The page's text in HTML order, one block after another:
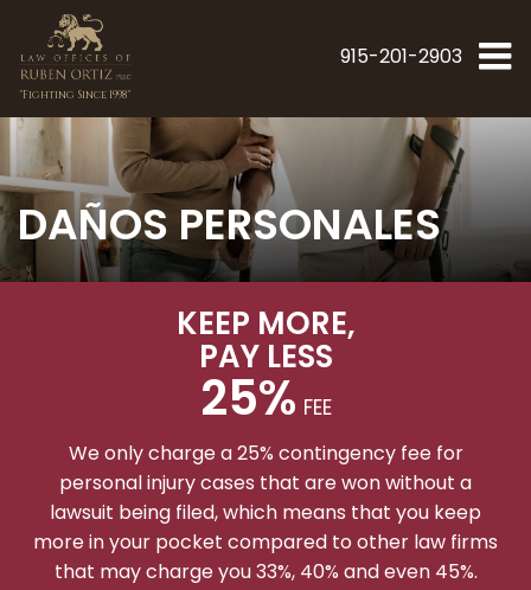
"Fighting Since 1998"
915-201-2903
DAÑOS PERSONALES
KEEP MORE,
PAY LESS
25% FEE
We only charge a 25% contingency fee for
personal injury cases that are won without a
lawsuit being filed, which means that you keep
more in your pocket compared to other law firms
that may charge you 33%, 40% and even 45%.